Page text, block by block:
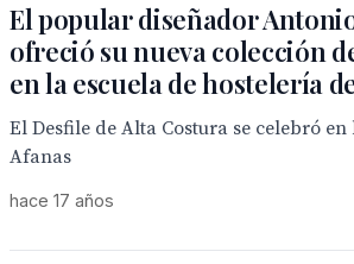
El popular diseñador
ofreció su nueva colección
en la escuela de hostelería
El Desfile de Alta Costura se celebró
Afanas
hace 17 años